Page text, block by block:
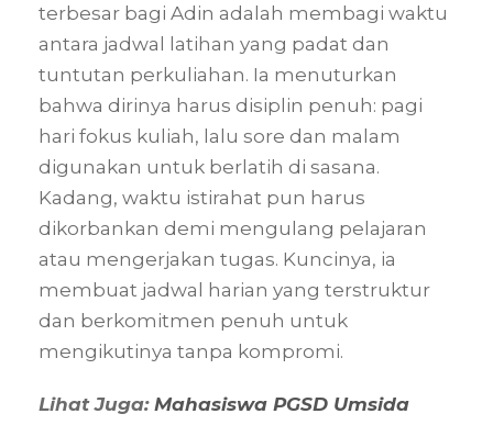
terbesar bagi Adin adalah membagi waktu
antara jadwal latihan yang padat dan
tuntutan perkuliahan. Ia menuturkan
bahwa dirinya harus disiplin penuh: pagi
hari fokus kuliah, lalu sore dan malam
digunakan untuk berlatih di sasana.
Kadang, waktu istirahat pun harus
dikorbankan demi mengulang pelajaran
atau mengerjakan tugas. Kuncinya, ia
membuat jadwal harian yang terstruktur
dan berkomitmen penuh untuk
mengikutinya tanpa kompromi.
Lihat Juga: Mahasiswa PGSD Umsida